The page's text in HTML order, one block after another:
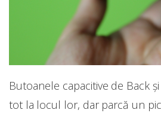
Butoanele capacitive de Back
tot la locul lor, dar parcă un